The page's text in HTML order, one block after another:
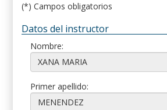
(*) Campos obligatorios
Datos del instructor
Nombre:
Primer apellido: